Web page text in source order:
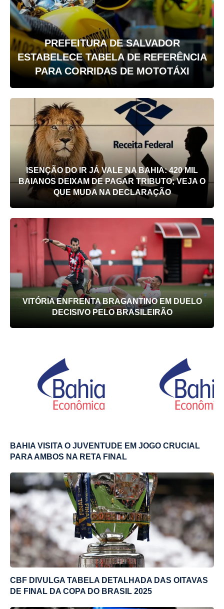
PREFEITURA DE SALVADOR
ESTABELECE TABELA DE REFERÊNCIA
PARA CORRIDAS DE MOTOTÁXI
ISENÇÃO DO IR JÁ VALE NA BAHIA: 420 MIL
BAIANOS DEIXAM DE PAGAR TRIBUTO; VEJA O
QUE MUDA NA DECLARAÇÃO
VITÓRIA ENFRENTA BRAGANTINO EM DUELO
DECISIVO PELO BRASILEIRÃO
BAHIA VISITA O JUVENTUDE EM JOGO CRUCIAL
PARA AMBOS NA RETA FINAL
CBF DIVULGA TABELA DETALHADA DAS OITAVAS
DE FINAL DA COPA DO BRASIL 2025